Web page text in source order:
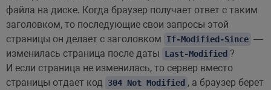
файла на диске. Когда браузер получает ответ с таким
заголовком, то последующие свои запросы этой
страницы он делает с заголовком
If-Modified-Since —
изменилась страница после даты
Last-Modified ?
И если страница не изменилась, то сервер вместо
страницы отдает код
304 Not Modified , а браузер берет